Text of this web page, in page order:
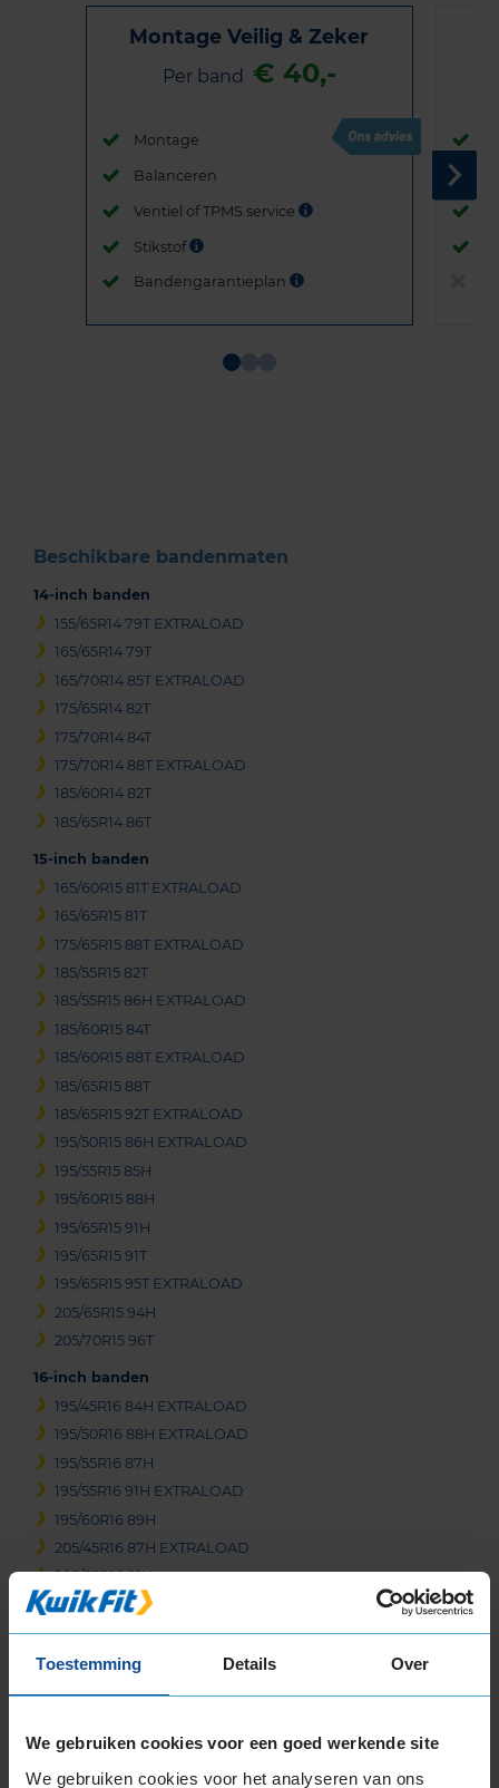
Toestemming Details Over
We gebruiken cookies voor een goed werkende site
We gebruiken cookies voor het analyseren van ons
Montage Veilig & Zeker
Per band € 40,-
Montage
Balanceren
Ventiel of TPMS service
Stikstof
Bandengarantieplan
Beschikbare bandenmaten
14-inch banden
155/65R14 79T EXTRALOAD
165/65R14 79T
165/70R14 85T EXTRALOAD
175/65R14 82T
175/70R14 84T
175/70R14 88T EXTRALOAD
185/60R14 82T
185/65R14 86T
15-inch banden
165/60R15 81T EXTRALOAD
165/65R15 81T
175/65R15 88T EXTRALOAD
185/55R15 82T
185/55R15 86H EXTRALOAD
185/60R15 84T
185/60R15 88T EXTRALOAD
185/65R15 88T
185/65R15 92T EXTRALOAD
195/50R15 86H EXTRALOAD
195/55R15 85H
195/60R15 88H
195/65R15 91H
195/65R15 91T
195/65R15 95T EXTRALOAD
205/65R15 94H
205/70R15 96T
16-inch banden
195/45R16 84H EXTRALOAD
195/50R16 88H EXTRALOAD
195/55R16 87H
195/55R16 91H EXTRALOAD
195/60R16 89H
205/45R16 87H EXTRALOAD
205/55R16 91H
205/55R16 91T
205/55R16 94H EXTRALOAD
205/55R16 94V EXTRALOAD
205/60R16 96H EXTRALOAD
205/65R16 95H